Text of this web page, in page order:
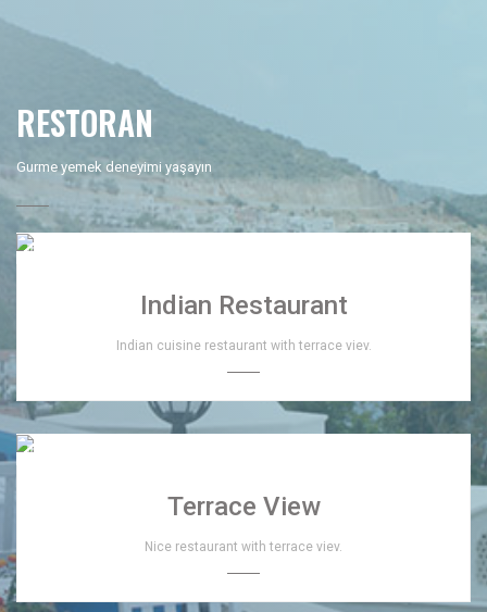
RESTORAN
Gurme yemek deneyimi yaşayın
Indian Restaurant
Indian cuisine restaurant with terrace viev.
Terrace View
Nice restaurant with terrace viev.